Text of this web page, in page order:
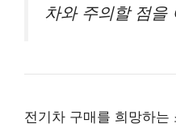
차와 주의할 점을
전기차 구매를 희망하는